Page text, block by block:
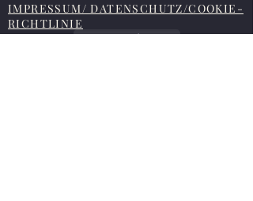
IMPRESSUM/ DATENSCHUTZ/COOKIE-
RICHTLINIE
Vertrag widerrufen